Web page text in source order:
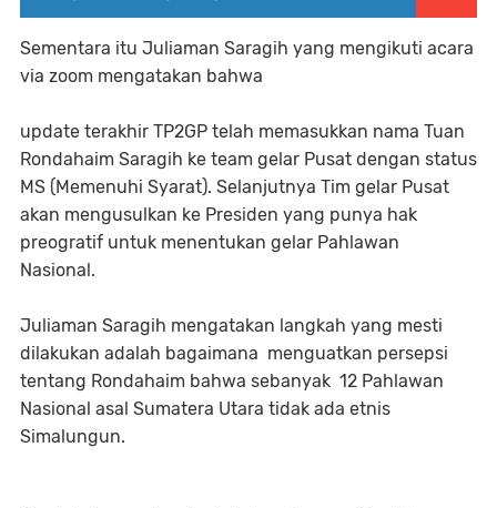
Sementara itu Juliaman Saragih yang mengikuti acara
via zoom mengatakan bahwa
update terakhir TP2GP telah memasukkan nama Tuan
Rondahaim Saragih ke team gelar Pusat dengan status
MS (Memenuhi Syarat). Selanjutnya Tim gelar Pusat
akan mengusulkan ke Presiden yang punya hak
preogratif untuk menentukan gelar Pahlawan
Nasional.
Juliaman Saragih mengatakan langkah yang mesti
dilakukan adalah bagaimana menguatkan persepsi
tentang Rondahaim bahwa sebanyak 12 Pahlawan
Nasional asal Sumatera Utara tidak ada etnis
Simalungun.